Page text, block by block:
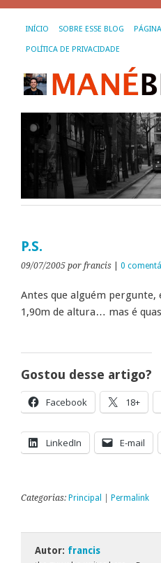
INÍCIO SOBRE ESSE BLOG
POLÍTICA DE PRIVACIDADE
P.S.
09/07/2005 por francis 0
Antes que alguém pergunte,
1,90m de altura… mas é
Gostou desse artigo?
Facebook 18+
LinkedIn E-mail
Categorias: Principal Permalink
Autor: francis